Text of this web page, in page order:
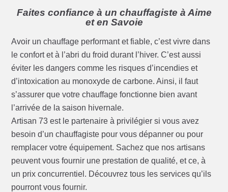
Faites confiance à un chauffagiste à Aime
et en Savoie
Avoir un chauffage performant et fiable, c’est vivre dans
le confort et à l’abri du froid durant l’hiver. C’est aussi
éviter les dangers comme les risques d’incendies et
d’intoxication au monoxyde de carbone. Ainsi, il faut
s’assurer que votre chauffage fonctionne bien avant
l’arrivée de la saison hivernale.
Artisan 73 est le partenaire à privilégier si vous avez
besoin d’un chauffagiste pour vous dépanner ou pour
remplacer votre équipement. Sachez que nos artisans
peuvent vous fournir une prestation de qualité, et ce, à
un prix concurrentiel. Découvrez tous les services qu’ils
pourront vous fournir.